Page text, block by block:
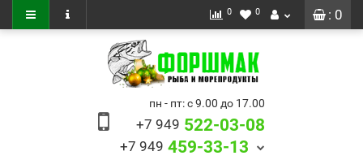
: 0
0 0
пн - пт: с 9.00 до 17.00
+7 949 522-03-08
+7 949 459-33-13